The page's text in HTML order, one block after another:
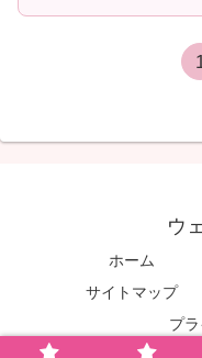
ウ
ホーム
サイトマップ
プ